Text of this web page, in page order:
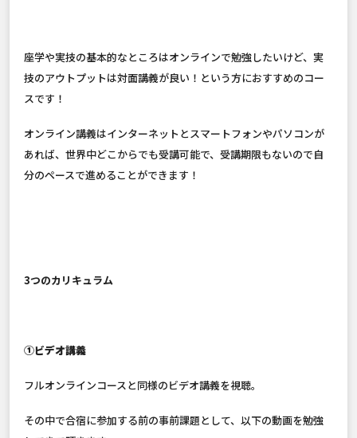
座学や実技の基本的なところはオンラインで勉強したいけど、実
技のアウトプットは対面講義が良い！という方におすすめのコー
スです！
オンライン講義はインターネットとスマートフォンやパソコンが
あれば、世界中どこからでも受講可能で、受講期限もないので自
分のペースで進めることができます！
3つのカリキュラム
①ビデオ講義
フルオンラインコースと同様のビデオ講義を視聴。
その中で合宿に参加する前の事前課題として、以下の動画を勉強